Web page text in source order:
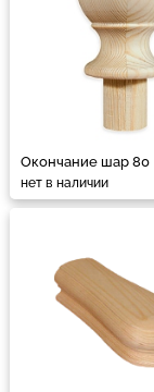
Окончание шар 80
нет в наличии